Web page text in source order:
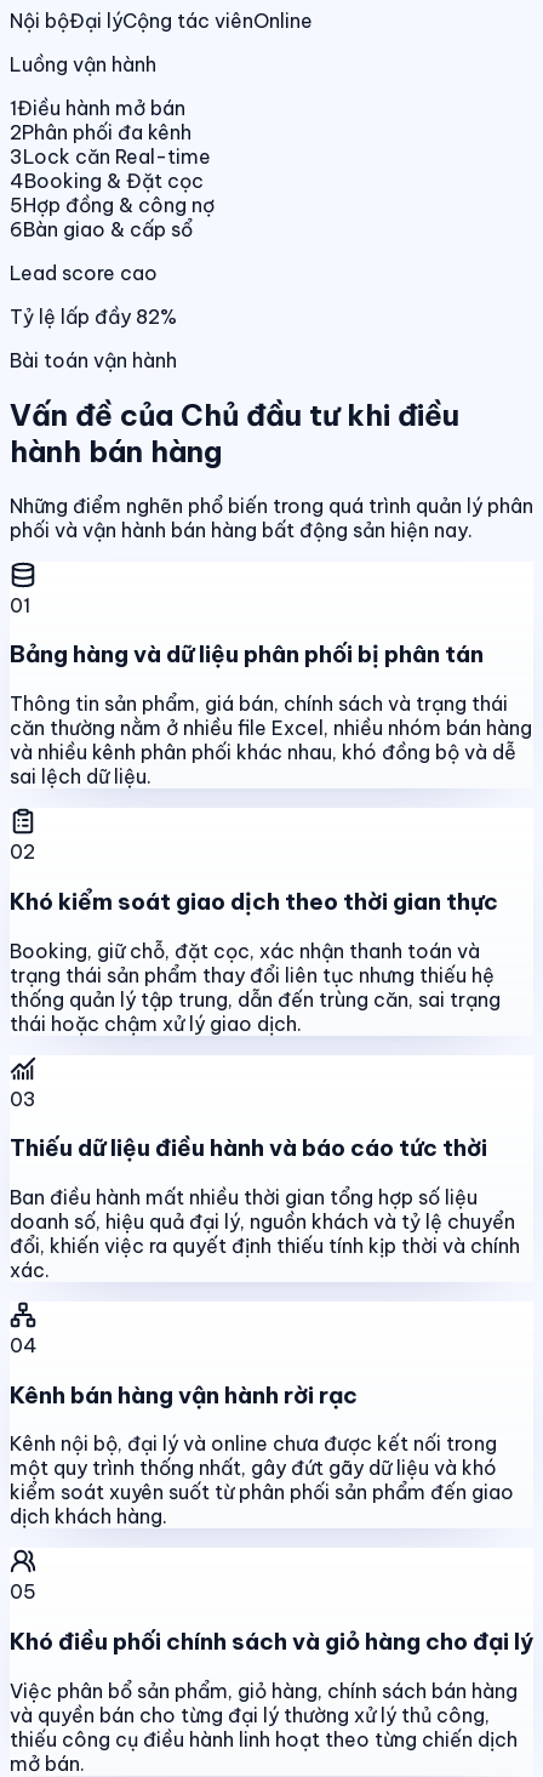
Nội bộĐại lýCộng tác viênOnline
Luồng vận hành
1Điều hành mở bán
2Phân phối đa kênh
3Lock căn Real-time
4Booking & Đặt cọc
5Hợp đồng & công nợ
6Bàn giao & cấp sổ
Lead score cao
Tỷ lệ lấp đầy 82%
Bài toán vận hành
Vấn đề của Chủ đầu tư khi điều
hành bán hàng
Những điểm nghẽn phổ biến trong quá trình quản lý phân
phối và vận hành bán hàng bất động sản hiện nay.
01
Bảng hàng và dữ liệu phân phối bị phân tán
Thông tin sản phẩm, giá bán, chính sách và trạng thái
căn thường nằm ở nhiều file Excel, nhiều nhóm bán hàng
và nhiều kênh phân phối khác nhau, khó đồng bộ và dễ
sai lệch dữ liệu.
02
Khó kiểm soát giao dịch theo thời gian thực
Booking, giữ chỗ, đặt cọc, xác nhận thanh toán và
trạng thái sản phẩm thay đổi liên tục nhưng thiếu hệ
thống quản lý tập trung, dẫn đến trùng căn, sai trạng
thái hoặc chậm xử lý giao dịch.
03
Thiếu dữ liệu điều hành và báo cáo tức thời
Ban điều hành mất nhiều thời gian tổng hợp số liệu
doanh số, hiệu quả đại lý, nguồn khách và tỷ lệ chuyển
đổi, khiến việc ra quyết định thiếu tính kịp thời và chính
xác.
04
Kênh bán hàng vận hành rời rạc
Kênh nội bộ, đại lý và online chưa được kết nối trong
một quy trình thống nhất, gây đứt gãy dữ liệu và khó
kiểm soát xuyên suốt từ phân phối sản phẩm đến giao
dịch khách hàng.
05
Khó điều phối chính sách và giỏ hàng cho đại lý
Việc phân bổ sản phẩm, giỏ hàng, chính sách bán hàng
và quyền bán cho từng đại lý thường xử lý thủ công,
thiếu công cụ điều hành linh hoạt theo từng chiến dịch
mở bán.